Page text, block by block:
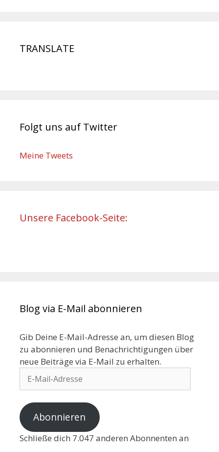
TRANSLATE
Folgt uns auf Twitter
Meine Tweets
Unsere Facebook-Seite:
Blog via E-Mail abonnieren
Gib Deine E-Mail-Adresse an, um diesen Blog
zu abonnieren und Benachrichtigungen über
neue Beiträge via E-Mail zu erhalten.
Abonnieren
Schließe dich 7.047 anderen Abonnenten an